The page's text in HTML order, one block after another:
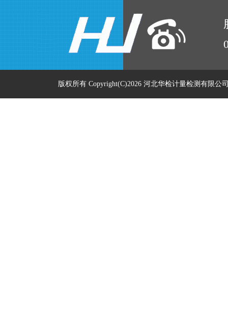
版权所有 Copyright(C)2026 河北华检计量检测有限